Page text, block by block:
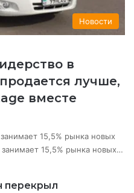
Новости
в
лучше,
вместе
15,5% рынка новых
15,5% рынка новых…
перекрыл